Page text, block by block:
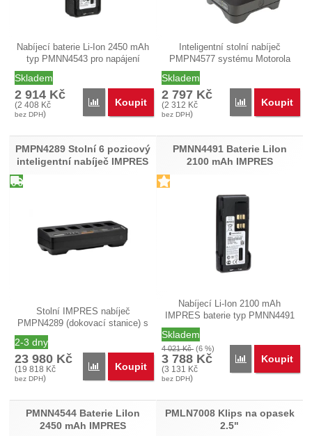
Nabíjecí baterie Li-Ion 2450 mAh
typ PMNN4543 pro napájení
Skladem
2 914 Kč
(2 408 Kč
bez DPH)
Přidat 'PMNN4543 Baterie LiIon 2450 mAh' k
Koupit
Inteligentní stolní nabíječ
PMPN4577 systému Motorola
Skladem
2 797 Kč
(2 312 Kč
bez DPH)
Přidat
Koupit
PMPN4289 Stolní 6 pozicový
inteligentní nabíječ IMPRES
Stolní IMPRES nabíječ
PMPN4289 (dokovací stanice) s
2-3 dny
23 980 Kč
(19 818 Kč
bez DPH)
Přidat 'PMPN4289 Stolní 6 pozicový inteligentní
Koupit
PMNN4491 Baterie LiIon
2100 mAh IMPRES
Nabíjecí Li-Ion 2100 mAh
IMPRES baterie typ PMNN4491
Skladem
4 021Kč (6 %)
3 788 Kč
(3 131 Kč
bez DPH)
Přidat
Koupit
PMNN4544 Baterie LiIon
2450 mAh IMPRES
PMLN7008 Klips na opasek
2.5"